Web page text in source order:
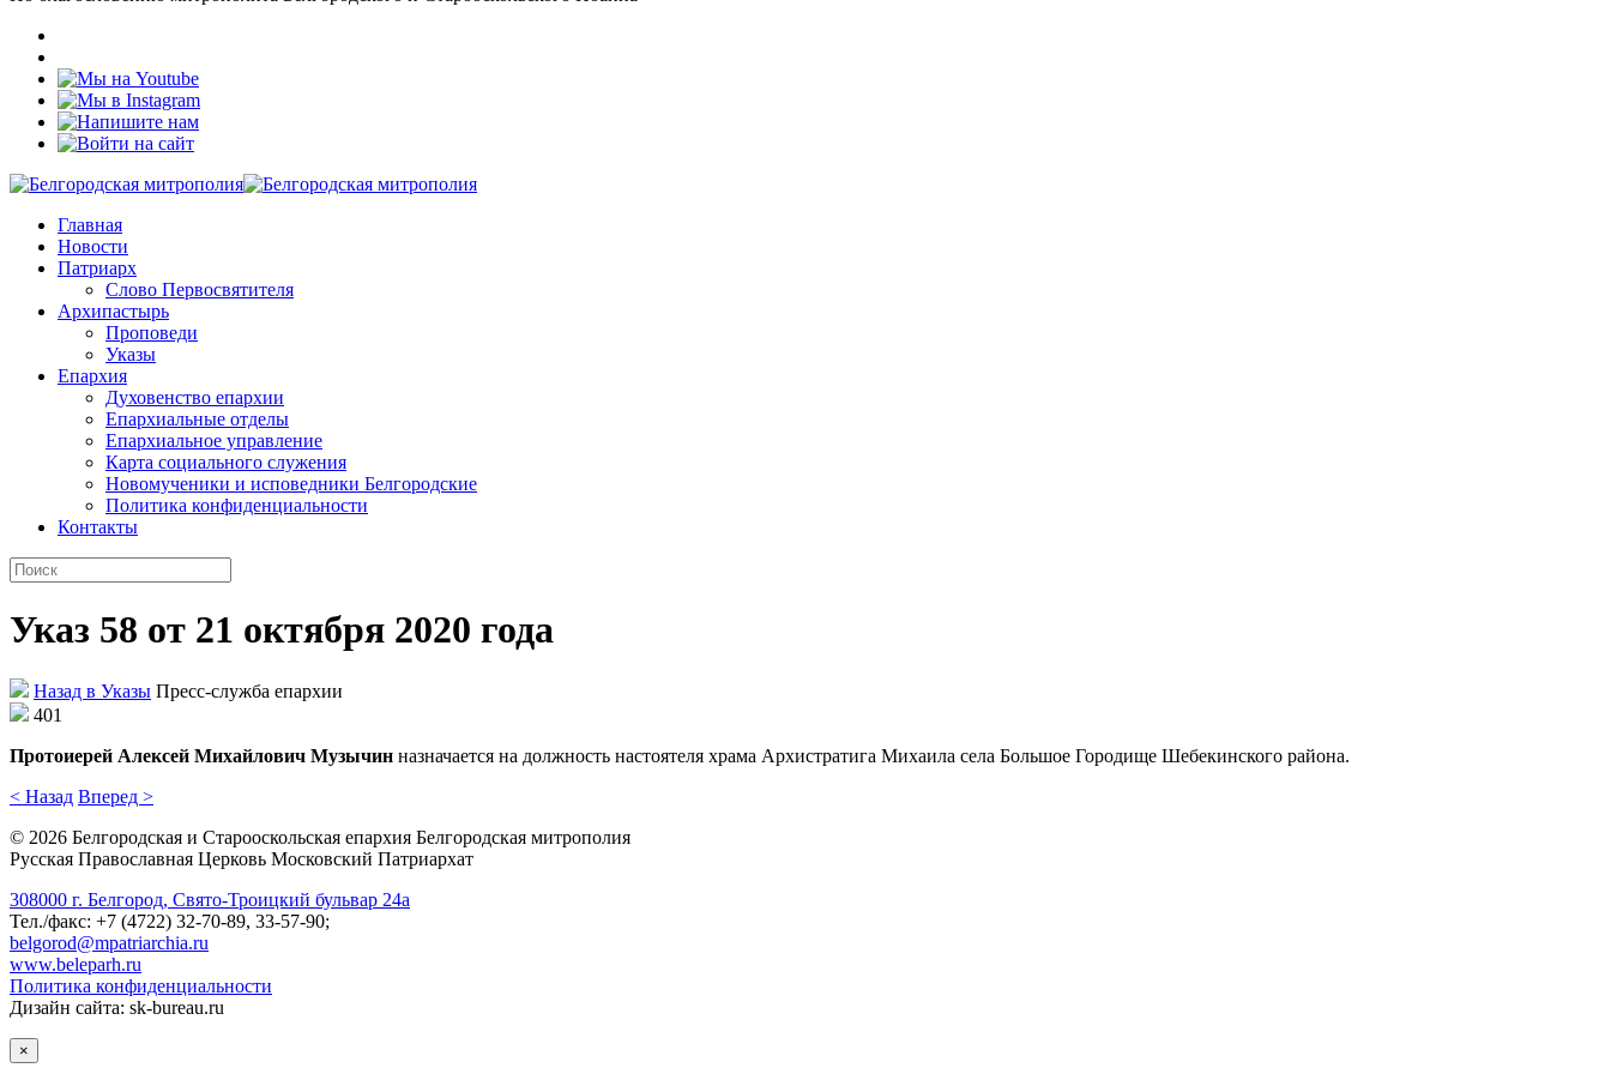
Главная
Новости
Патриарх
Слово Первосвятителя
Архипастырь
Проповеди
Указы
Епархия
Духовенство епархии
Епархиальные отделы
Епархиальное управление
Карта социального служения
Новомученики и исповедники Белгородские
Политика конфиденциальности
Контакты
Указ 58 от 21 октября 2020 года
Назад в Указы Пресс-служба епархии
401
Протоиерей Алексей Михайлович Музычин назначается на должность настоятеля храма Архистратига Михаила села Большое Городище Шебекинского района.
< Назад Вперед >
© 2026 Белгородская и Старооскольская епархия Белгородская митрополия
Русская Православная Церковь Московский Патриархат
308000 г. Белгород, Свято-Троицкий бульвар 24а
Тел./факс: +7 (4722) 32-70-89, 33-57-90;
belgorod@mpatriarchia.ru
www.beleparh.ru
Политика конфиденциальности
Дизайн сайта: sk-bureau.ru
×